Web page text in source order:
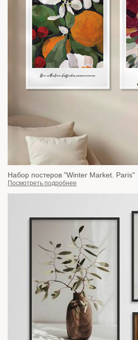
Набор постеров "Winter Market. Paris"
Посмотреть подробнее